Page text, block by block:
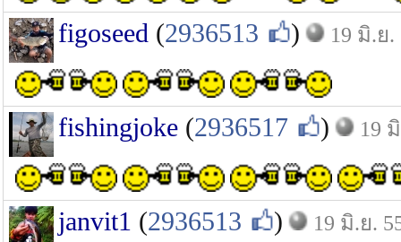
figoseed (2936513 ) 19 มิ.ย.
fishingjoke (2936517 ) 19
janvit1 (2936513 ) 19 มิ.ย.